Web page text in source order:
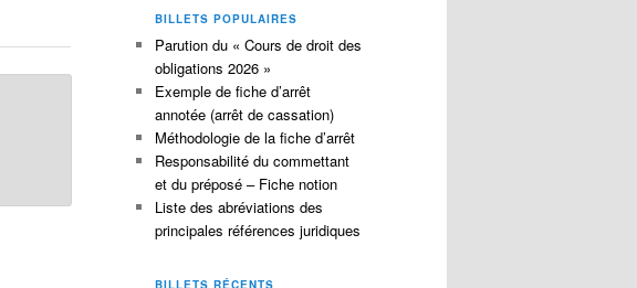
BILLETS POPULAIRES
Parution du « Cours de droit des
obligations 2026 »
Exemple de fiche d’arrêt
annotée (arrêt de cassation)
Méthodologie de la fiche d’arrêt
Responsabilité du commettant
et du préposé – Fiche notion
Liste des abréviations des
principales références juridiques